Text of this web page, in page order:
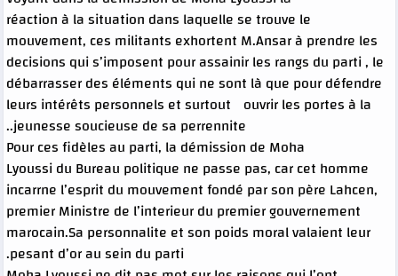
réaction à la situation dans laquelle se trouve le
mouvement, ces militants exhortent M.Ansar à prendre les
decisions qui s’imposent pour assainir les rangs du parti , le
débarrasser des éléments qui ne sont là que pour défendre
leurs intérêts personnels et surtout ouvrir les portes à la
jeunesse soucieuse de sa perrennite..
Pour ces fidèles au parti, la démission de Moha
Lyoussi du Bureau politique ne passe pas, car cet homme
incarrne l’esprit du mouvement fondé par son père Lahcen,
premier Ministre de l’interieur du premier gouvernement
marocain.Sa personnalite et son poids moral valaient leur
pesant d’or au sein du parti.